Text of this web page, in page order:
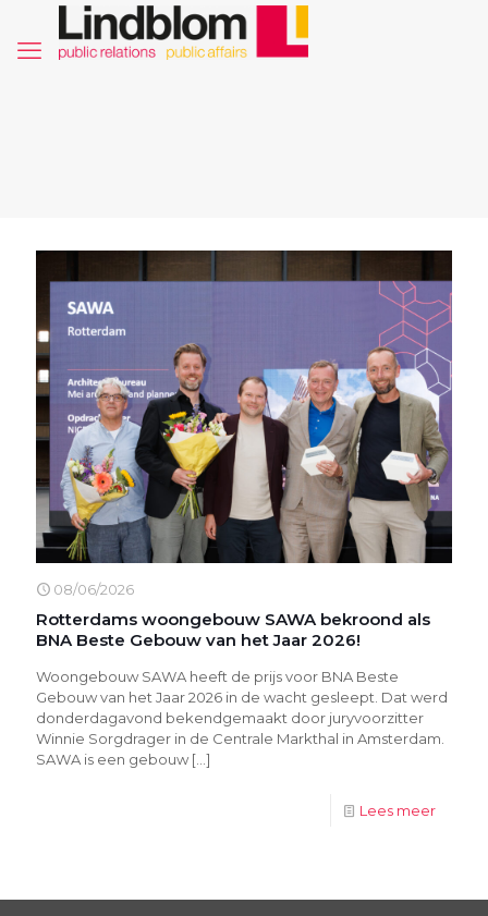
08/06/2026
Rotterdams woongebouw SAWA bekroond als
BNA Beste Gebouw van het Jaar 2026!
Woongebouw SAWA heeft de prijs voor BNA Beste
Gebouw van het Jaar 2026 in de wacht gesleept. Dat werd
donderdagavond bekendgemaakt door juryvoorzitter
Winnie Sorgdrager in de Centrale Markthal in Amsterdam.
SAWA is een gebouw […]
Lees meer